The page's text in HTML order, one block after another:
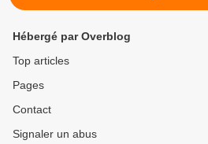
Hébergé par Overblog
Top articles
Pages
Contact
Signaler un abus